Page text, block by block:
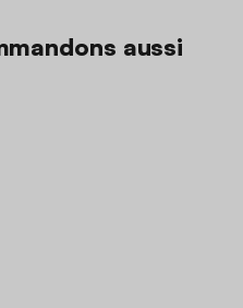
aussi